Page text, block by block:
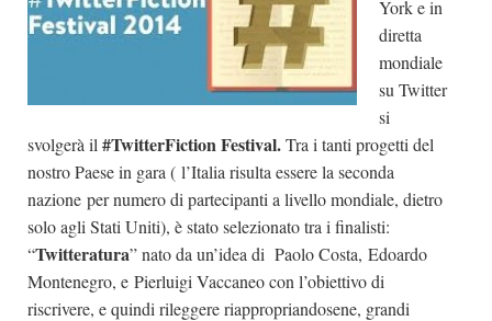
Case editrici
Giallo Stresa
Premio Chiara
Tabù Festival 2014
A Tutto Volume
Salone di Torino
Marketing
York e in
diretta
mondiale
su Twitter
si
svolgerà il #TwitterFiction Festival.Tra i tanti progetti del
nostro Paese in gara ( l’Italia risulta essere la seconda
nazione per numero di partecipanti a livello mondiale, dietro
solo agli Stati Uniti), è stato selezionato tra i finalisti:
“Twitteratura” nato da un’idea di Paolo Costa, Edoardo
Montenegro, e Pierluigi Vaccaneo con l’obiettivo di
riscrivere, e quindi rileggere riappropriandosene, grandi